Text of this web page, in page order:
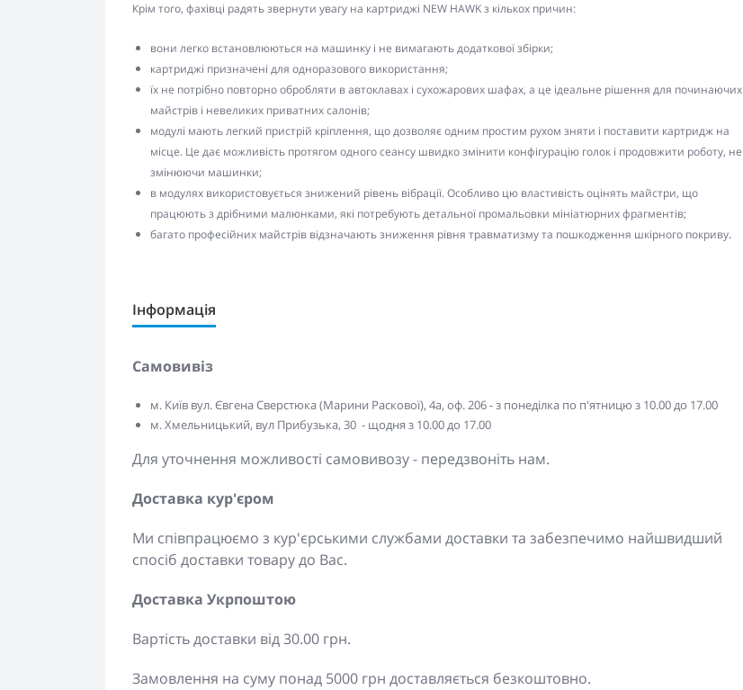
Крім того, фахівці радять звернути увагу на картриджі NEW HAWK з кількох причин:
вони легко встановлюються на машинку і не вимагають додаткової збірки;
картриджі призначені для одноразового використання;
їх не потрібно повторно обробляти в автоклавах і сухожарових шафах, а це ідеальне рішення для починаючих
майстрів і невеликих приватних салонів;
модулі мають легкий пристрій кріплення, що дозволяє одним простим рухом зняти і поставити картридж на
місце. Це дає можливість протягом одного сеансу швидко змінити конфігурацію голок і продовжити роботу, не
змінюючи машинки;
в модулях використовується знижений рівень вібрації. Особливо цю властивість оцінять майстри, що
працюють з дрібними малюнками, які потребують детальної промальовки мініатюрних фрагментів;
багато професійних майстрів відзначають зниження рівня травматизму та пошкодження шкірного покриву.
Інформація
Самовивіз
м. Київ вул. Євгена Сверстюка (Марини Раскової), 4а, оф. 206 - з понеділка по п'ятницю з 10.00 до 17.00
м. Хмельницький, вул Прибузька, 30 - щодня з 10.00 до 17.00
Для уточнення можливості самовивозу - передзвоніть нам.
Доставка кур'єром
Ми співпрацюємо з кур'єрськими службами доставки та забезпечимо найшвидший
спосіб доставки товару до Вас.
Доставка Укрпоштою
Вартість доставки від 30.00 грн.
Замовлення на суму понад 5000 грн доставляється безкоштовно.